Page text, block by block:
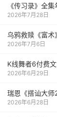
《传习录》全集
2026年7月28日
乌鸦救赎《富术
2026年7月6日
K线舞者6付费
2026年6月29日
瑞恩《搭讪大师
2026年6月28日